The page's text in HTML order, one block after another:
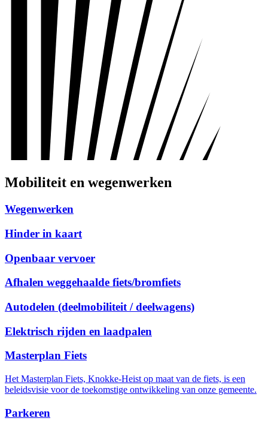
Mobiliteit en wegenwerken
Wegenwerken
Hinder in kaart
Openbaar vervoer
Afhalen weggehaalde fiets/bromfiets
Autodelen (deelmobiliteit / deelwagens)
Elektrisch rijden en laadpalen
Masterplan Fiets
Het Masterplan Fiets, Knokke-Heist op maat van de fiets, is een
beleidsvisie voor de toekomstige ontwikkeling van onze gemeente.
Parkeren